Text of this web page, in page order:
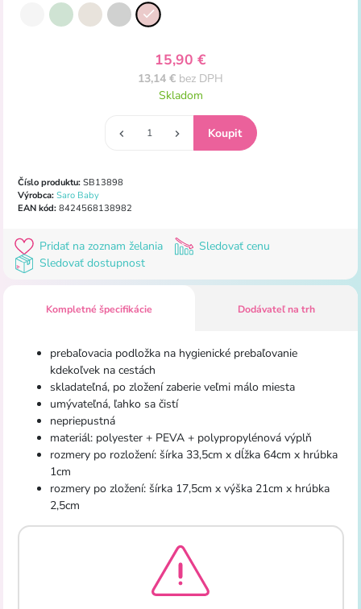
15,90 €
13,14 € bez DPH
Skladom
Číslo produktu:SB13898
Výrobca: Saro Baby
EAN kód:8424568138982
Pridať na zoznam želania
Sledovať cenu
Sledovať dostupnost
Kompletné špecifikácie Dodávateľ na trh
prebaľovacia podložka na hygienické prebaľovanie
kdekoľvek na cestách
skladateľná, po zložení zaberie veľmi málo miesta
umývateľná, ľahko sa čistí
nepriepustná
materiál: polyester + PEVA + polypropylénová výplň
rozmery po rozložení: šírka 33,5cm x dĺžka 64cm x hrúbka
1cm
rozmery po zložení: šírka 17,5cm x výška 21cm x hrúbka
2,5cm